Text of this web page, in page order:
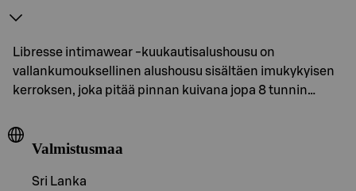
Libresse intimawear -kuukautisalushousu on
vallankumouksellinen alushousu sisältäen imukykyisen
kerroksen, joka pitää pinnan kuivana jopa 8 tunnin…
Valmistusmaa
Sri Lanka